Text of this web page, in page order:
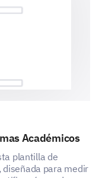
Académicos
plantilla de
para medir